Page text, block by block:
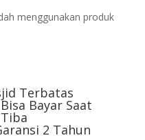
menggunakan produk
Terbatas
Bayar Saat
2 Tahun